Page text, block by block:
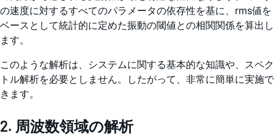
の速度に対するすべてのパラメータの依存性を基に、rms値を
ベースとして統計的に定めた振動の閾値との相関関係を算出し
ます。
このような解析は、システムに関する基本的な知識や、スペク
トル解析を必要としません。したがって、非常に簡単に実施で
きます。
2. 周波数領域の解析